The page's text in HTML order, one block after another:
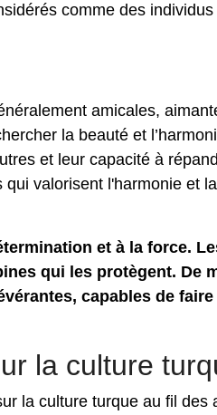
comme des
amicales,
la beauté et
et leur capacité à
valorisent l'harmonie et
et à la force.
qui les protègent. De
capables de
la culture
la culture turque au fil des